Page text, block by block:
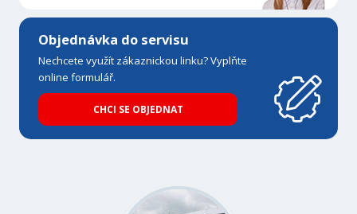
Objednávka do servisu
Nechcete využít zákaznickou linku? Vyplňte
online formulář.
CHCI SE OBJEDNAT